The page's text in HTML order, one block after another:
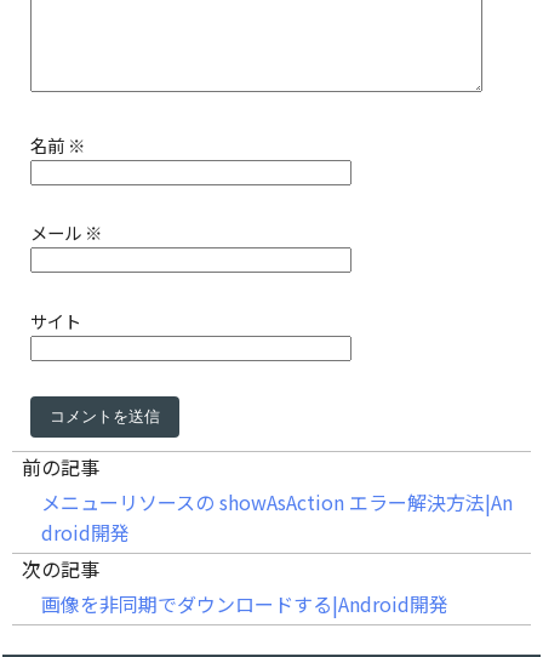
名前 ※
メール ※
サイト
前の記事
メニューリソースの showAsAction エラー解決方法|An
droid開発
次の記事
画像を非同期でダウンロードする|Android開発